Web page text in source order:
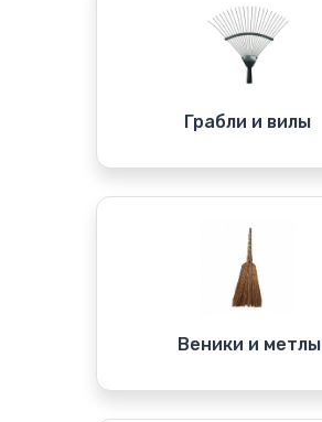
Грабли и вилы
Веники и метлы